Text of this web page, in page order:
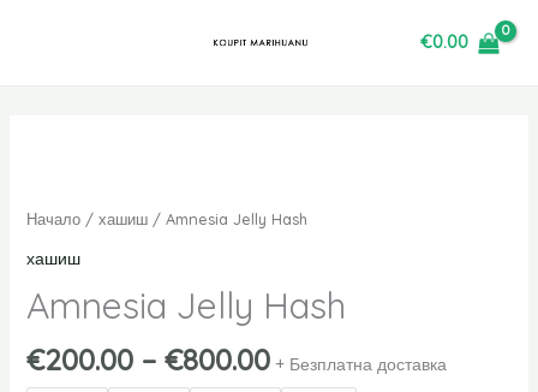
€0.00
Начало/ хашиш/ Amnesia Jelly Hash
хашиш
Amnesia Jelly Hash
€200.00 – €800.00
€200.00
+ Безплатна доставка
Amnesia